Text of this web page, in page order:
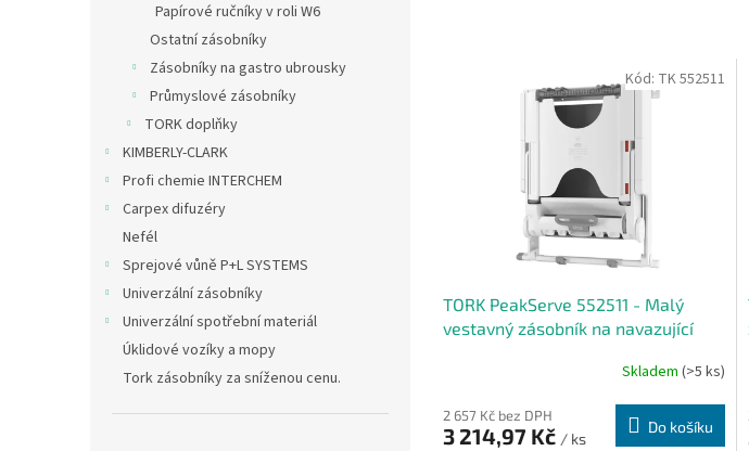
Papírové ručníky v roli W6
Ostatní zásobníky
Zásobníky na gastro ubrousky
Průmyslové zásobníky
TORK doplňky
KIMBERLY-CLARK
Profi chemie INTERCHEM
Carpex difuzéry
Nefél
Sprejové vůně P+L SYSTEMS
Univerzální zásobníky
Univerzální spotřební materiál
Úklidové vozíky a mopy
Tork zásobníky za sníženou cenu.
TORK PeakServe 552511 - Malý
vestavný zásobník na navazující
Skladem (>5 ks)
2 657 Kč bez DPH
3 214,97 Kč / ks
Do košíku
Kód: TK 552511